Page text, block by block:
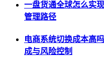
一盘货通全球怎么实
管理路径
电商系统切换成本高
成与风险控制